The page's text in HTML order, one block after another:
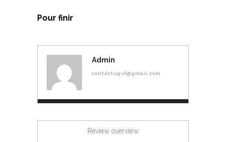
Pour finir
Admin
contactugvf@gmail.com
Review overview